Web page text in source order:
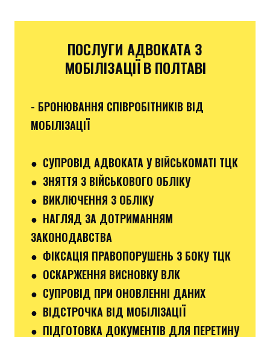
ПОСЛУГИ АДВОКАТА З
МОБІЛІЗАЦІЇ В ПОЛТАВІ
- БРОНЮВАННЯ СПІВРОБІТНИКІВ ВІД
МОБІЛІЗАЦІЇ
● СУПРОВІД АДВОКАТА У ВІЙСЬКОМАТІ ТЦК
● ЗНЯТТЯ З ВІЙСЬКОВОГО ОБЛІКУ
● ВИКЛЮЧЕННЯ З ОБЛІКУ
● НАГЛЯД ЗА ДОТРИМАННЯМ
ЗАКОНОДАВСТВА
● ФІКСАЦІЯ ПРАВОПОРУШЕНЬ З БОКУ ТЦК
● ОСКАРЖЕННЯ ВИСНОВКУ ВЛК
● СУПРОВІД ПРИ ОНОВЛЕННІ ДАНИХ
● ВІДСТРОЧКА ВІД МОБІЛІЗАЦІЇ
● ПІДГОТОВКА ДОКУМЕНТІВ ДЛЯ ПЕРЕТИНУ